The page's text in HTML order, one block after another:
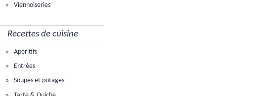
Viennoiseries
Recettes de cuisine
Apéritifs
Entrées
Soupes et potages